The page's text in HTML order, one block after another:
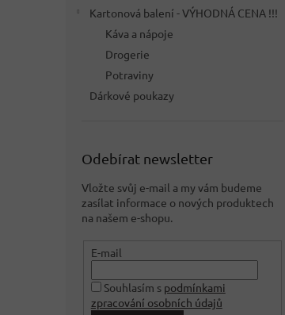
Kartonová balení - VÝHODNÁ CENA !!!
Káva a nápoje
Drogerie
Potraviny
Dárkové poukazy
Odebírat newsletter
Vložte svůj e-mail a my vám budeme
zasílat informace o nových produktech
na našem e-shopu.
E-mail
Souhlasím s podmínkami
zpracování osobních údajů